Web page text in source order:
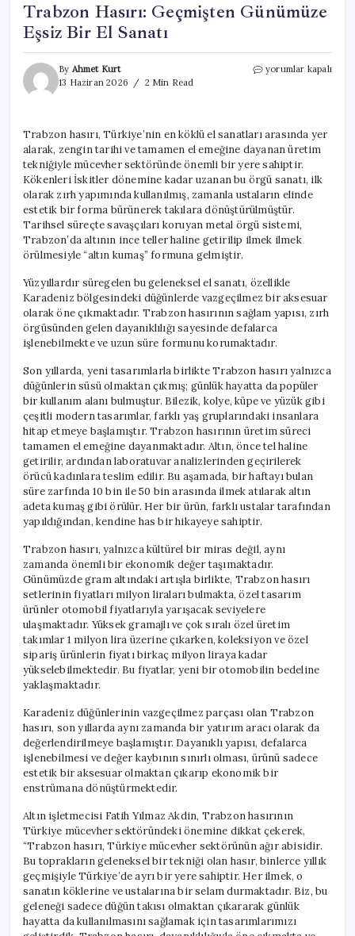
Trabzon Hasırı: Geçmişten Günümüze
Eşsiz Bir El Sanatı
By Ahmet Kurt
13 Haziran 2026
2 Min Read
Trabzon
Bir
El
Sanatı
için
yorumlar kapalı
Trabzon hasırı, Türkiye’nin en köklü el sanatları arasında yer
alarak, zengin tarihi ve tamamen el emeğine dayanan üretim
tekniğiyle mücevher sektöründe önemli bir yere sahiptir.
Kökenleri İskitler dönemine kadar uzanan bu örgü sanatı, ilk
olarak zırh yapımında kullanılmış, zamanla ustaların elinde
estetik bir forma bürünerek takılara dönüştürülmüştür.
Tarihsel süreçte savaşçıları koruyan metal örgü sistemi,
Trabzon’da altının ince teller haline getirilip ilmek ilmek
örülmesiyle “altın kumaş” formuna gelmiştir.
Yüzyıllardır süregelen bu geleneksel el sanatı, özellikle
Karadeniz bölgesindeki düğünlerde vazgeçilmez bir aksesuar
olarak öne çıkmaktadır. Trabzon hasırının sağlam yapısı, zırh
örgüsünden gelen dayanıklılığı sayesinde defalarca
işlenebilmekte ve uzun süre formunu korumaktadır.
Son yıllarda, yeni tasarımlarla birlikte Trabzon hasırı yalnızca
düğünlerin süsü olmaktan çıkmış; günlük hayatta da popüler
bir kullanım alanı bulmuştur. Bilezik, kolye, küpe ve yüzük gibi
çeşitli modern tasarımlar, farklı yaş gruplarındaki insanlara
hitap etmeye başlamıştır. Trabzon hasırının üretim süreci
tamamen el emeğine dayanmaktadır. Altın, önce tel haline
getirilir, ardından laboratuvar analizlerinden geçirilerek
örücü kadınlara teslim edilir. Bu aşamada, bir haftayı bulan
süre zarfında 10 bin ile 50 bin arasında ilmek atılarak altın
adeta kumaş gibi örülür. Her bir ürün, farklı ustalar tarafından
yapıldığından, kendine has bir hikayeye sahiptir.
Trabzon hasırı, yalnızca kültürel bir miras değil, aynı
zamanda önemli bir ekonomik değer taşımaktadır.
Günümüzde gram altındaki artışla birlikte, Trabzon hasırı
setlerinin fiyatları milyon liraları bulmakta, özel tasarım
ürünler otomobil fiyatlarıyla yarışacak seviyelere
ulaşmaktadır. Yüksek gramajlı ve çok sıralı özel üretim
takımlar 1 milyon lira üzerine çıkarken, koleksiyon ve özel
sipariş ürünlerin fiyatı birkaç milyon liraya kadar
yükselebilmektedir. Bu fiyatlar, yeni bir otomobilin bedeline
yaklaşmaktadır.
Karadeniz düğünlerinin vazgeçilmez parçası olan Trabzon
hasırı, son yıllarda aynı zamanda bir yatırım aracı olarak da
değerlendirilmeye başlamıştır. Dayanıklı yapısı, defalarca
işlenebilmesi ve değer kaybının sınırlı olması, ürünü sadece
estetik bir aksesuar olmaktan çıkarıp ekonomik bir
enstrümana dönüştürmektedir.
Altın işletmecisi Fatih Yılmaz Akdin, Trabzon hasırının
Türkiye mücevher sektöründeki önemine dikkat çekerek,
“Trabzon hasırı, Türkiye mücevher sektörünün ağır abisidir.
Bu toprakların geleneksel bir tekniği olan hasır, binlerce yıllık
geçmişiyle Türkiye’de ayrı bir yere sahiptir. Her ilmek, o
sanatın köklerine ve ustalarına bir selam durmaktadır. Biz, bu
geleneği sadece düğün takısı olmaktan çıkararak günlük
hayatta da kullanılmasını sağlamak için tasarımlarımızı